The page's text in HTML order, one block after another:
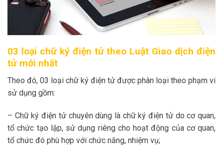
03 loại chữ ký điện tử theo Luật Giao dịch điện
tử mới nhất
Theo đó, 03 loại chữ ký điện tử được phân loại theo phạm vi
sử dụng gồm:
– Chữ ký điện tử chuyên dùng là chữ ký điện tử do cơ quan,
tổ chức tạo lập, sử dụng riêng cho hoạt động của cơ quan,
tổ chức đó phù hợp với chức năng, nhiệm vụ;